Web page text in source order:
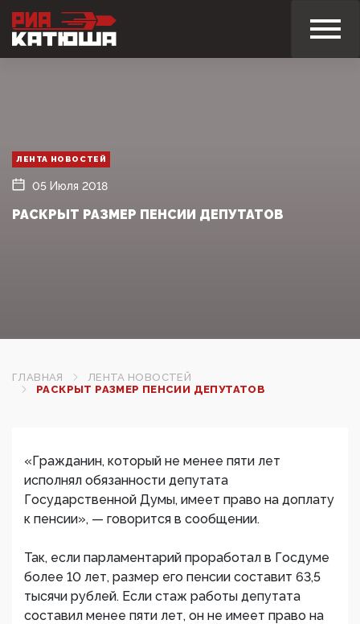
ЛЕНТА НОВОСТЕЙ
05 Июля 2018
РАСКРЫТ РАЗМЕР ПЕНСИИ ДЕПУТАТОВ
ГЛАВНАЯ
ЛЕНТА НОВОСТЕЙ
РАСКРЫТ РАЗМЕР ПЕНСИИ ДЕПУТАТОВ
«Гражданин, который не менее пяти лет
исполнял обязанности депутата
Государственной Думы, имеет право на доплату
к пенсии», — говорится в сообщении.
Так, если парламентарий проработал в Госдуме
более 10 лет, размер его пенсии составит 63,5
тысячи рублей. Если стаж работы депутата
составил менее пяти лет, он не имеет право на